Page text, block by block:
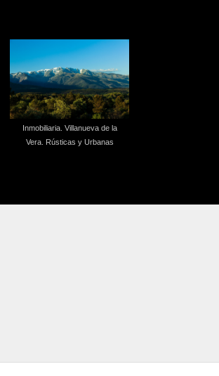
Inmobiliaria. Villanueva de la
Vera. Rústicas y Urbanas